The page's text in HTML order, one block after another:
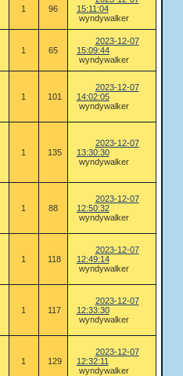
1 96
15:11:04
wyndywalker
1 65
2023-12-07
15:09:44
wyndywalker
1 101
2023-12-07
14:02:05
wyndywalker
1 135
2023-12-07
13:30:30
wyndywalker
1 88
2023-12-07
12:50:32
wyndywalker
1 118
2023-12-07
12:49:14
wyndywalker
1 117
2023-12-07
12:33:30
wyndywalker
1 129
2023-12-07
12:32:11
wyndywalker